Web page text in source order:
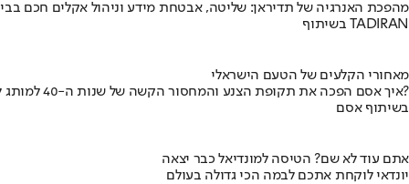
מהפכת האנרגיה של תדיראן: שליטה, אבטחת מידע וניהול אקלים חכם
בשיתוף TADIRAN
מאחורי הקלעים של הטעם הישראלי
איך אסם הפכה את תקופת הצנע והמחסור הקשה של שנות ה-40 למותג לאומי?
בשיתוף אסם
אתם עוד לא שם? הטיסה למונדיאל כבר יצאה
יונדאי לוקחת אתכם לבמה הכי גדולה בעולם